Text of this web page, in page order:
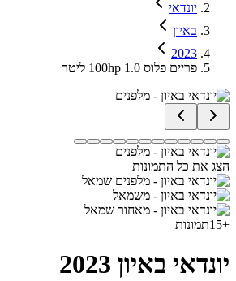
יונדאי
באיון
2023
פריים פלוס 100hp 1.0 ליטר
הצג את כל התמונות
+
15תמונות
יונדאי באיון 2023